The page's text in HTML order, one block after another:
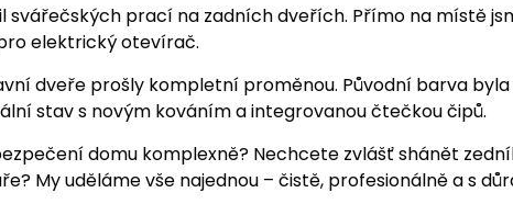
svářečských prací na zadních dveřích. Přímo na místě
elektrický otevírač.
dveře prošly kompletní proměnou. Původní barva
stav s novým kováním a integrovanou čtečkou čipů.
domu komplexně? Nechcete zvlášť shánět
My uděláme vše najednou – čistě, profesionálně a s